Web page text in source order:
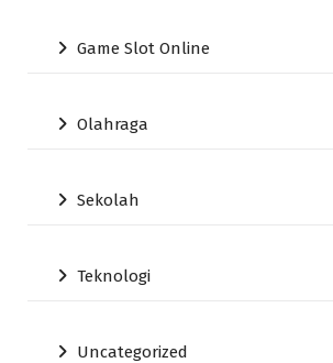
Game Slot Online
Olahraga
Sekolah
Teknologi
Uncategorized